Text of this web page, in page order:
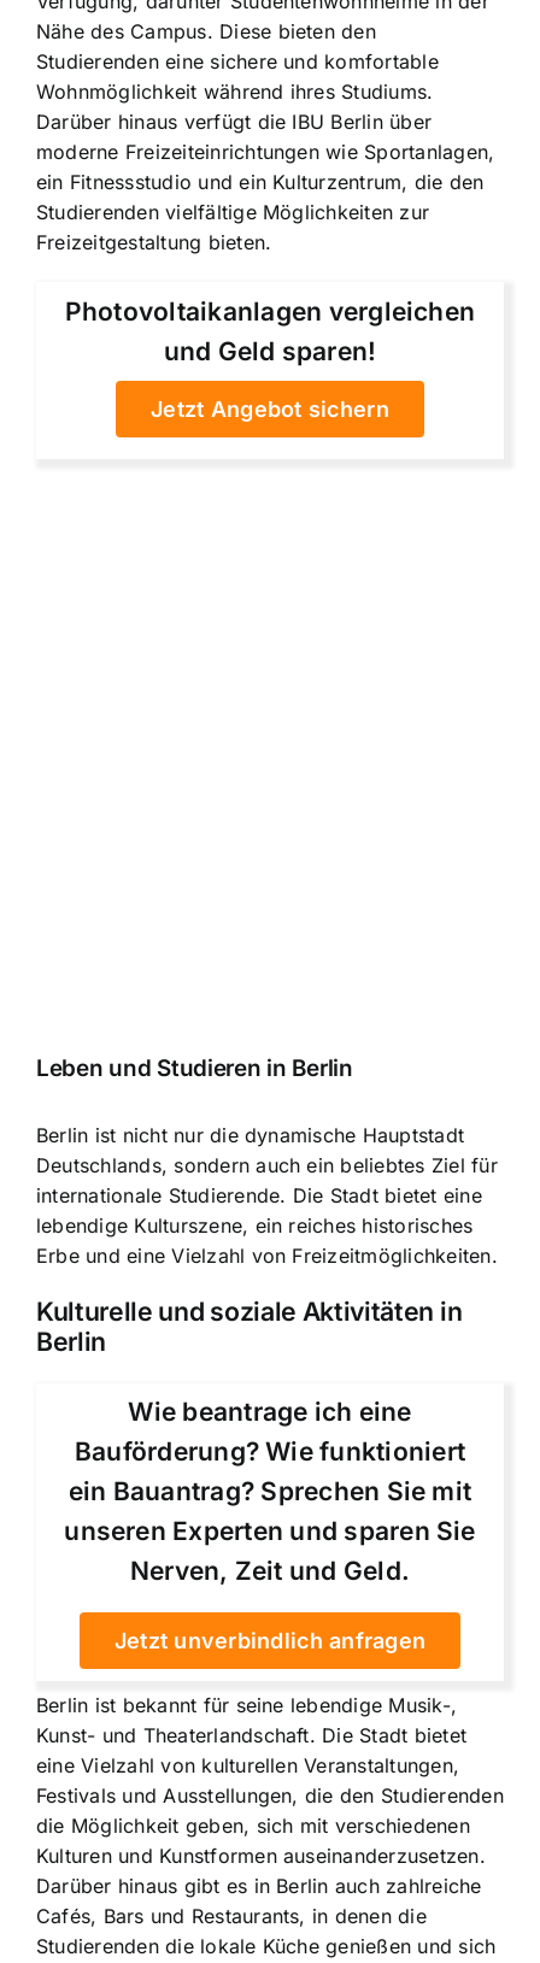
Nähe des Campus. Diese bieten den
Studierenden eine sichere und komfortable
Wohnmöglichkeit während ihres Studiums.
Darüber hinaus verfügt die IBU Berlin über
moderne Freizeiteinrichtungen wie Sportanlagen,
ein Fitnessstudio und ein Kulturzentrum, die den
Studierenden vielfältige Möglichkeiten zur
Freizeitgestaltung bieten.
Photovoltaikanlagen vergleichen
und Geld sparen!
Jetzt Angebot sichern
Leben und Studieren in Berlin
Berlin ist nicht nur die dynamische Hauptstadt
Deutschlands, sondern auch ein beliebtes Ziel für
internationale Studierende. Die Stadt bietet eine
lebendige Kulturszene, ein reiches historisches
Erbe und eine Vielzahl von Freizeitmöglichkeiten.
Kulturelle und soziale Aktivitäten in
Berlin
Wie beantrage ich eine
Bauförderung? Wie funktioniert
ein Bauantrag? Sprechen Sie mit
unseren Experten und sparen Sie
Nerven, Zeit und Geld.
Jetzt unverbindlich anfragen
Berlin ist bekannt für seine lebendige Musik-,
Kunst- und Theaterlandschaft. Die Stadt bietet
eine Vielzahl von kulturellen Veranstaltungen,
Festivals und Ausstellungen, die den Studierenden
die Möglichkeit geben, sich mit verschiedenen
Kulturen und Kunstformen auseinanderzusetzen.
Darüber hinaus gibt es in Berlin auch zahlreiche
Cafés, Bars und Restaurants, in denen die
Studierenden die lokale Küche genießen und sich